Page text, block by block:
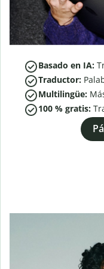
Basado en IA:
Traductor:
Multilingüe:
100 % gratis: